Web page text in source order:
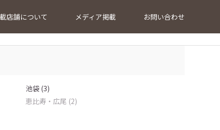
店舗について メディア掲載 お問い合わせ
池袋 (3)
恵比寿・広尾 (2)